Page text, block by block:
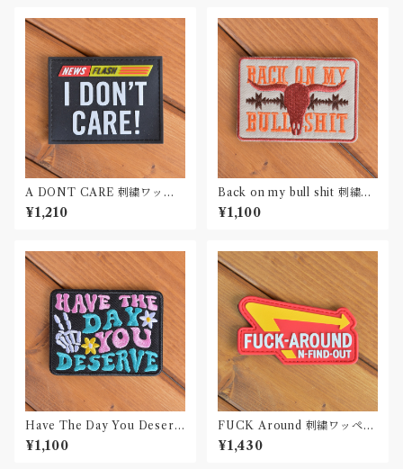
A DONT CARE 刺繍ワッペ
ン Patch
¥1,210
Back on my bull shit 刺繍ワ
ッペン Patch
¥1,100
Have The Day You Deserv
e 刺繍ワッペン Patch
¥1,100
FUCK Around 刺繍ワッペン
Patch
¥1,430